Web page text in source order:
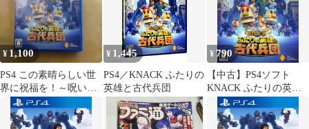
¥ 1,100
PS4 この素晴らしい世
界に祝福を！～呪いの
遺物と惑いし冒険者た
ち～
¥ 1,445
PS4／KNACK ふたりの
英雄と古代兵団
¥ 790
【中古】PS4ソフト
KNACK ふたりの英雄
と古代兵団